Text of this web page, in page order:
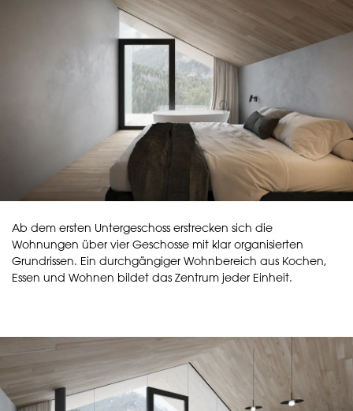
Ab dem ersten Untergeschoss erstrecken sich die
Wohnungen über vier Geschosse mit klar organisierten
Grundrissen. Ein durchgängiger Wohnbereich aus Kochen,
Essen und Wohnen bildet das Zentrum jeder Einheit.